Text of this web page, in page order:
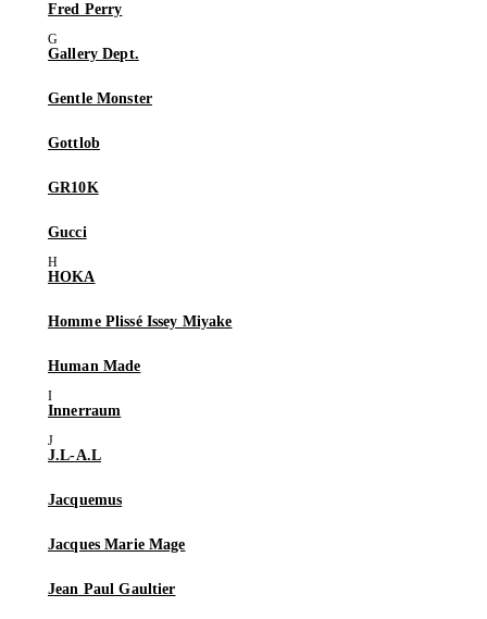
Fred Perry
Gallery Dept.
Gentle Monster
Gottlob
GR10K
Gucci
HOKA
Homme Plissé Issey Miyake
Human Made
Innerraum
J.L-A.L
Jacquemus
Jacques Marie Mage
Jean Paul Gaultier